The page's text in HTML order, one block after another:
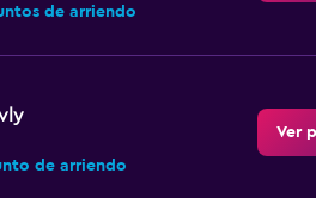
de arriendo
de arriendo
Ver